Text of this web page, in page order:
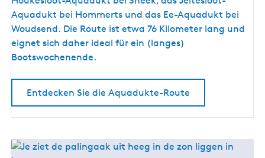
e
-
R
o
Aquadukt bei Hommerts und das Ee-Aquadukt bei
Woudsend. Die Route ist etwa 76 Kilometer lang und
eignet sich daher ideal für ein (langes)
Bootswochenende.
Entdecken Sie die Aquadukte-Route